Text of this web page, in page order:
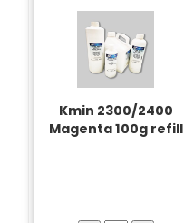
Kmin 2300/2400
Magenta 100g refill